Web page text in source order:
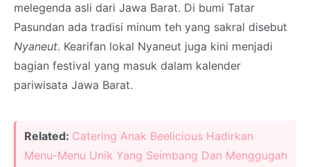
melegenda asli dari Jawa Barat. Di bumi Tatar
Pasundan ada tradisi minum teh yang sakral disebut
Nyaneut. Kearifan lokal Nyaneut juga kini menjadi
bagian festival yang masuk dalam kalender
pariwisata Jawa Barat.
Related: Catering Anak Beelicious Hadirkan
Menu-Menu Unik Yang Seimbang Dan Menggugah